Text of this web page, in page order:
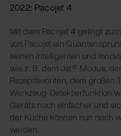
2022: Pacojet 4
Mit dem Pacojet 4 gelingt
von Pacojet ein
seinen intelligenten und
wie z. B. dem Jet®-Modus,
Rezeptfavoriten, dem großen
Werkzeug-Detektierfunktion
Geräts noch einfacher und
der Küche können nun noch
werden.